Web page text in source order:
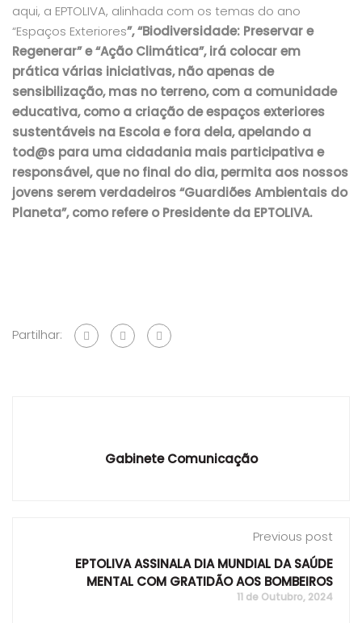
aqui, a EPTOLIVA, alinhada com os temas do ano
“Espaços Exteriores”, “Biodiversidade: Preservar e
Regenerar” e “Ação Climática”, irá colocar em
prática várias iniciativas, não apenas de
sensibilização, mas no terreno, com a comunidade
educativa, como a criação de espaços exteriores
sustentáveis na Escola e fora dela, apelando a
tod@s para uma cidadania mais participativa e
responsável, que no final do dia, permita aos nossos
jovens serem verdadeiros“Guardiões Ambientais do
Planeta”, como refere o Presidente da EPTOLIVA.
Partilhar:
Gabinete Comunicação
Previous post
EPTOLIVA ASSINALA DIA MUNDIAL DA SAÚDE
MENTAL COM GRATIDÃO AOS BOMBEIROS
11 de Outubro, 2024